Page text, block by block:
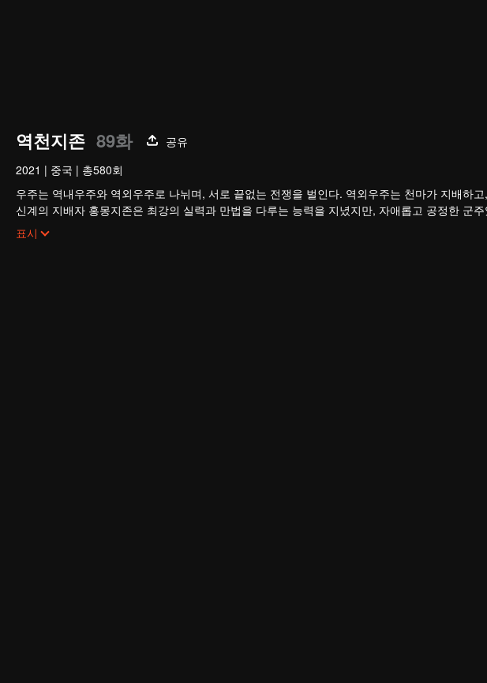
역천지존 89화
공유
2021 | 중국 | 총580회
우주는 역내우주와 역외우주로 나뉘며, 서로 끝없는 전쟁을 벌인다. 역외우주는 천마가 지배하
신계의 지배자 홍몽지존은 최강의 실력과 만법을 다루는 능력을 지녔지만, 자애롭고 공정한 군
지존의 배신으로 목숨을 잃고, 만세윤회의 저주까지 받는다. 가족과 부하를 잃고, 나라를 빼앗겼
그는 윤회할 때마다 멸문을 당하다가 마지막 생에서 담운으로 환생한다.
망월진 담가의 도련님 담운은 혼례 당일 약혼녀의 불륜을 목격하고 죽음 직전까지 몰리면서 전
표시